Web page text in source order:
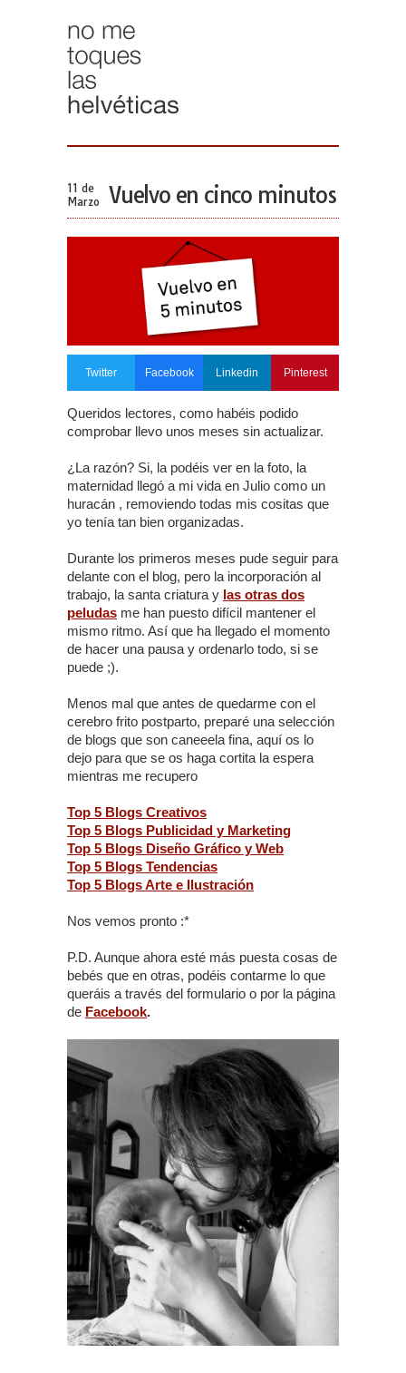
11 de
Marzo
Vuelvo en cinco minutos
Twitter Facebook Linkedin Pinterest
Queridos lectores, como habéis podido
comprobar llevo unos meses sin actualizar.
¿La razón? Si, la podéis ver en la foto, la
maternidad llegó a mi vida en Julio como un
huracán , removiendo todas mis cositas que
yo tenía tan bien organizadas.
Durante los primeros meses pude seguir para
delante con el blog, pero la incorporación al
trabajo, la santa criatura y las otras dos
peludas me han puesto difícil mantener el
mismo ritmo. Así que ha llegado el momento
de hacer una pausa y ordenarlo todo, si se
puede ;).
Menos mal que antes de quedarme con el
cerebro frito postparto, preparé una selección
de blogs que son caneeela fina, aquí os lo
dejo para que se os haga cortita la espera
mientras me recupero
Top 5 Blogs Creativos
Top 5 Blogs Publicidad y Marketing
Top 5 Blogs Diseño Gráfico y Web
Top 5 Blogs Tendencias
Top 5 Blogs Arte e Ilustración
Nos vemos pronto :*
P.D. Aunque ahora esté más puesta cosas de
bebés que en otras, podéis contarme lo que
queráis a través del formulario o por la página
de Facebook.